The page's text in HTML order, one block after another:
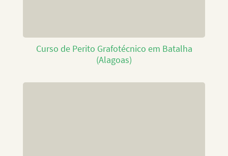
Curso de Perito Grafotécnico em Batalha
(Alagoas)